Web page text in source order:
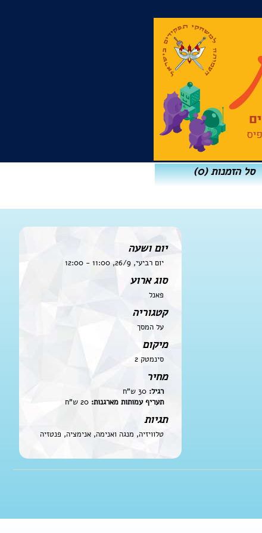
סל הזמנות(0)
יום ושעה
יום רביעי, 26/9, 11:00 - 12:00
סוג ארוע
פאנל
קטגוריה
על המסך
מיקום
סינמטק 2
מחיר
רגיל:
תעריף עמותות מארגנות:
תגיות
טלוויזיה, מנגה ואנימה, אנימציה, פנטזיה